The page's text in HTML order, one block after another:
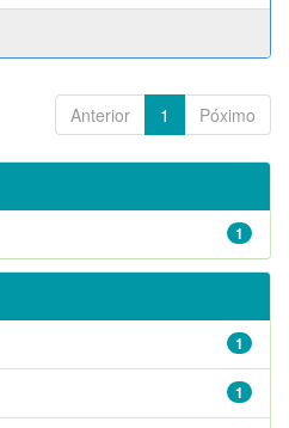
Anterior 1 Póximo
1
1
1